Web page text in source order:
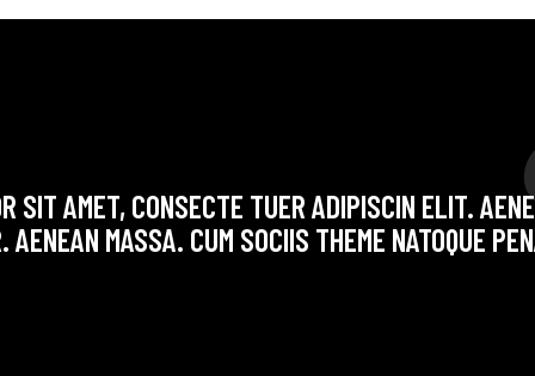
SIT AMET, CONSECTE TUER ADIPISCIN ELIT.
AENEAN MASSA. CUM SOCIIS THEME NATOQUE